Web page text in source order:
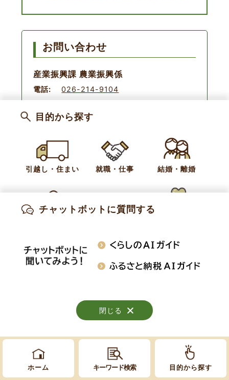
お問い合わせ
産業振興課 農業振興係
電話: 026-214-9104
新規就農支援プログラム
相談会
体験会
研修生・独立希望者募集
ホーム キーワード検索 目的から探す
知りたい情報を検索
閉じる
目的から探す
引越し・住まい 就職・仕事 結婚・離婚
閉じる
チャットボットに質問する
閉じる